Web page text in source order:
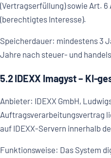
(Vertragserfüllung) sowie Art. 6
(berechtigtes Interesse).
Speicherdauer: mindestens 3
Jahre nach steuer- und
5.2 IDEXX Imagyst – KI-
Anbieter: IDEXX GmbH,
Auftragsverarbeitungsvertrag
auf IDEXX-Servern innerhalb
Funktionsweise: Das System